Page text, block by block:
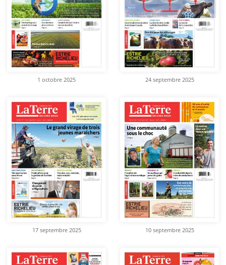
1 octobre 2025 24 septembre 2025
17 septembre 2025 10 septembre 2025